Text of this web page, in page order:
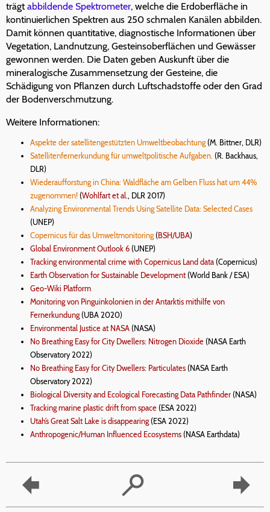
trägtabbildende Spektrometer, welche die Erdoberfläche in
kontinuierlichen Spektren aus 250 schmalen Kanälen abbilden.
Damit können quantitative, diagnostische Informationen über
Vegetation, Landnutzung, Gesteinsoberflächen und Gewässer
gewonnen werden. Die Daten geben Auskunft über die
mineralogische Zusammensetzung der Gesteine, die
Schädigung von Pflanzen durch Luftschadstoffe oder den Grad
der Bodenverschmutzung.
Weitere Informationen:
Aspekte der satellitengestützten Umweltbeobachtung(M. Bittner, DLR)
Satellitenfernerkundung für umweltpolitische Aufgaben. (R. Backhaus,
DLR)
Wiederaufforstung in China: Waldfläche am Gelben Fluss hat um 44%
zugenommen! (Wohlfart et al., DLR 2017)
Analyzing Environmental Trends Using Satellite Data: Selected Cases
(UNEP)
Copernicus für das Umweltmonitoring(BSH/UBA)
Global Environment Outlook 6 (UNEP)
Tracking environmental crime with Copernicus Land data (Copernicus)
Earth Observation for Sustainable Development(World Bank / ESA)
Geo-Wiki Platform
Monitoring von Pinguinkolonien in der Antarktis mithilfe von
Fernerkundung(UBA 2020)
Environmental Justice at NASA (NASA)
No Breathing Easy for City Dwellers: Nitrogen Dioxide (NASA Earth
Observatory 2022)
No Breathing Easy for City Dwellers: Particulates (NASA Earth
Observatory 2022)
Biological Diversity and Ecological Forecasting Data Pathfinder (NASA)
Tracking marine plastic drift from space (ESA 2022)
Utah’s Great Salt Lake is disappearing(ESA 2022)
Anthropogenic/Human Influenced Ecosystems (NASA Earthdata)